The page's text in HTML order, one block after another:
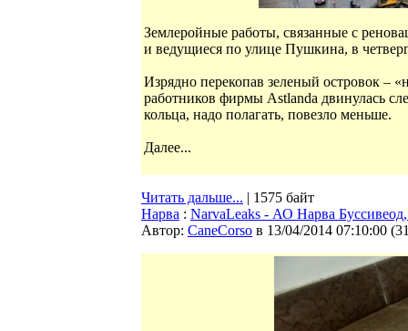
Землеройные работы, связанные с
и ведущиеся по улице Пушкина, в
Изрядно перекопав зеленый островок –
работников фирмы Astlanda двинулась
кольца, надо полагать, повезло меньше.
Далее...
Читать дальше... | 1575 байт
Нарва : NarvaLeaks - АО Нарва
Автор: CaneCorso в 13/04/2014 07:10:00 (